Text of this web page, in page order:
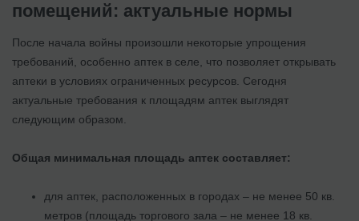
помещений: актуальные нормы
После начала войны произошли некоторые упрощения
требований, особенно аптек в селе, что позволяет открывать
аптеки в условиях ограниченных ресурсов. Сегодня
актуальные требования к площадям аптек выглядят
следующим образом.
Общая минимальная площадь аптек составляет:
для аптек, расположенных в городах – не менее 50 кв.
метров (площадь торгового зала – не менее 18 кв.